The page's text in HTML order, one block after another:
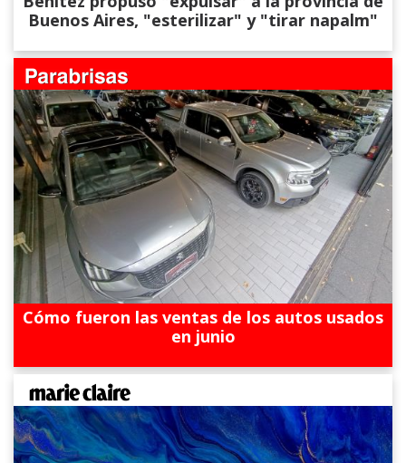
Buenos Aires, "esterilizar" y "tirar napalm"
Cómo fueron las ventas de los autos usados
en junio